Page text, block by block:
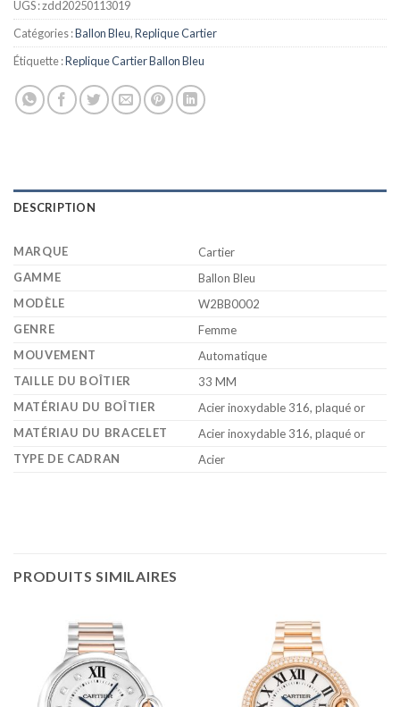
UGS :zdd20250113019
Catégories :Ballon Bleu,Replique Cartier
Étiquette :Replique Cartier Ballon Bleu
DESCRIPTION
MARQUE
Cartier
GAMME
Ballon Bleu
MODÈLE
W2BB0002
GENRE
Femme
MOUVEMENT
Automatique
TAILLE DU BOÎTIER
33 MM
MATÉRIAU DU BOÎTIER
Acier inoxydable 316, plaqué or
MATÉRIAU DU BRACELET
Acier inoxydable 316, plaqué or
TYPE DE CADRAN
Acier
PRODUITS SIMILAIRES